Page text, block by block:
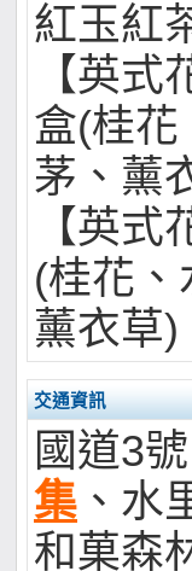
紅玉紅
【英
盒(桂花
茅、薰
【英
(桂花
薰衣草)
交通資訊
國道3
集 、水
和菓森